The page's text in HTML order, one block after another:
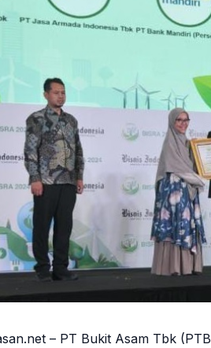
– PT Bukit Asam Tbk